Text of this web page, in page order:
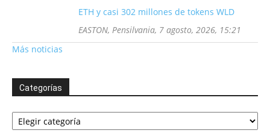
ETH y casi 302 millones de tokens WLD
EASTON, Pensilvania, 7 agosto, 2026, 15:21
Más noticias
Categorías
Categorías